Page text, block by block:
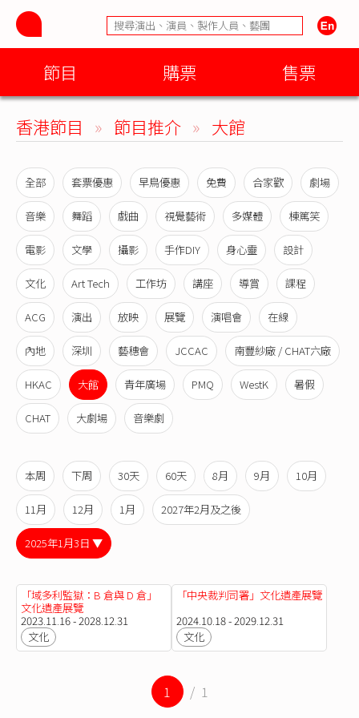
節目 購票 售票
香港節目 » 節目推介 » 大館
全部 套票優惠 早鳥優惠 免費 合家歡 劇場
音樂 舞蹈 戲曲 視覺藝術 多媒體 棟篤笑
電影 文學 攝影 手作DIY 身心靈 設計
文化 Art Tech 工作坊 講座 導賞 課程
ACG 演出 放映 展覽 演唱會 在線
內地 深圳 藝穗會 JCCAC 南豐紗廠 / CHAT六廠
HKAC 大館 青年廣場 PMQ WestK 暑假
CHAT 大劇場 音樂劇
本周 下周 30天 60天 8月 9月 10月
11月 12月 1月 2027年2月及之後
2025年1月3日 ▼
「域多利監獄：B 倉與 D 倉」
文化遺產展覽
2023.11.16 - 2028.12.31
文化
「中央裁判司署」文化遺產展覽
2024.10.18 - 2029.12.31
文化
1 / 1